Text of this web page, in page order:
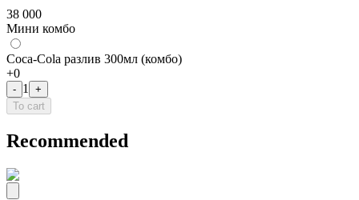
38 000
Мини комбо
Coca-Cola разлив 300мл (комбо)
+0
- 1
+
To cart
Recommended